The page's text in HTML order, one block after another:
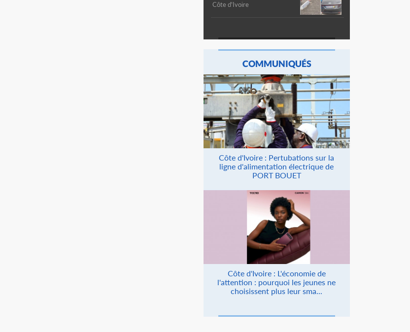
Côte d'Ivoire
COMMUNIQUÉS
Côte d'Ivoire : Pertubations sur la
ligne d'alimentation électrique de
PORT BOUET
Côte d'Ivoire : L'économie de
l'attention : pourquoi les jeunes ne
choisissent plus leur sma...